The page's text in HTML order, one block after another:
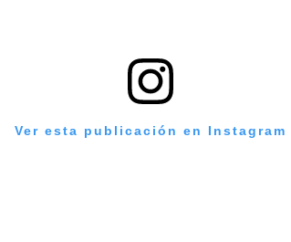
Ver esta publicación en Instagram